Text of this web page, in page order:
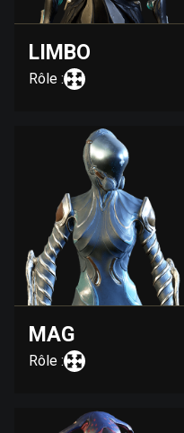
LIMBO
Rôle :
MAG
Rôle :